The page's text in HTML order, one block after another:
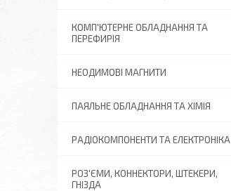
КОМП'ЮТЕРНЕ ОБЛАДНАННЯ ТА
ПЕРЕФИРІЯ
НЕОДИМОВІ МАГНИТИ
ПАЯЛЬНЕ ОБЛАДНАННЯ ТА ХІМІЯ
РАДІОКОМПОНЕНТИ ТА ЕЛЕКТРОНІКА
РОЗ'ЄМИ, КОННЕКТОРИ, ШТЕКЕРИ,
ГНІЗДА